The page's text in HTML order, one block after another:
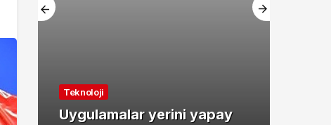
Kültür & Sanat
Yıldızların altında sinema